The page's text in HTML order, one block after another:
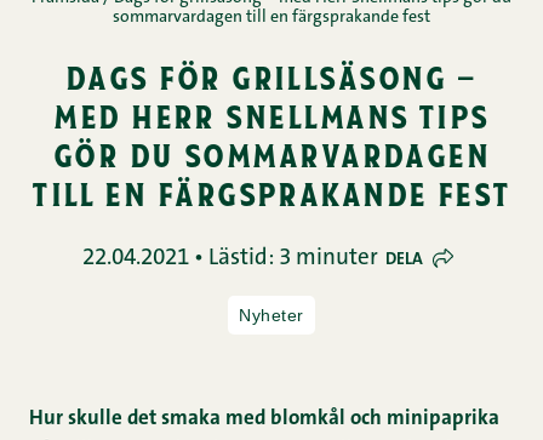
sommarvardagen till en färgsprakande fest
dags för grillsäsong –
med herr snellmans tips
gör du sommarvardagen
till en färgsprakande fest
22.04.2021 • Lästid: 3 minuter DELA
Nyheter
Hur skulle det smaka med blomkål och minipaprika